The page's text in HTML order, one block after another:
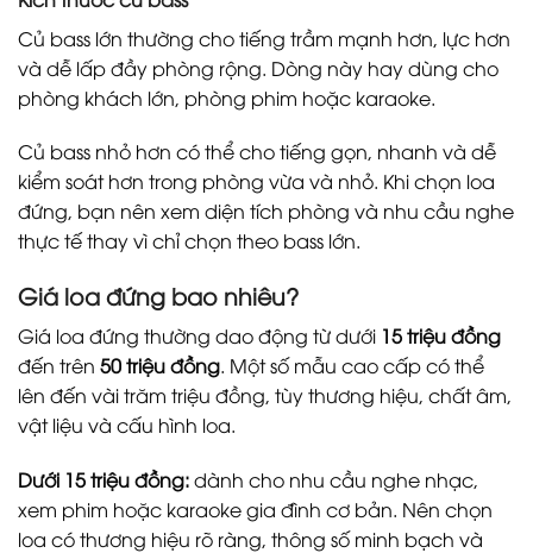
Củ bass lớn thường cho tiếng trầm mạnh hơn, lực hơn
và dễ lấp đầy phòng rộng. Dòng này hay dùng cho
phòng khách lớn, phòng phim hoặc karaoke.
Củ bass nhỏ hơn có thể cho tiếng gọn, nhanh và dễ
kiểm soát hơn trong phòng vừa và nhỏ. Khi chọn loa
đứng, bạn nên xem diện tích phòng và nhu cầu nghe
thực tế thay vì chỉ chọn theo bass lớn.
Giá loa đứng bao nhiêu?
Giá loa đứng thường dao động từ dưới 15 triệu đồng
đến trên 50 triệu đồng. Một số mẫu cao cấp có thể
lên đến vài trăm triệu đồng, tùy thương hiệu, chất âm,
vật liệu và cấu hình loa.
Dưới 15 triệu đồng:dành cho nhu cầu nghe nhạc,
xem phim hoặc karaoke gia đình cơ bản. Nên chọn
loa có thương hiệu rõ ràng, thông số minh bạch và